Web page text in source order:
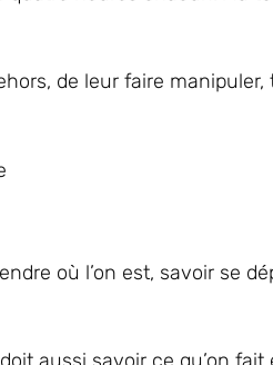
de leur faire manipuler,
où l’on est, savoir se